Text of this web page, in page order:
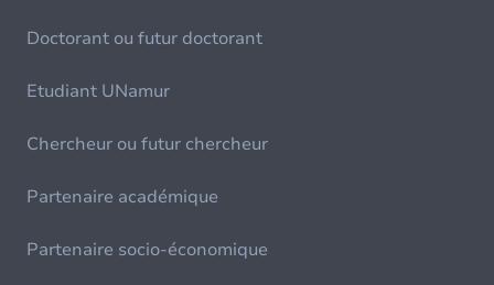
Doctorant ou futur doctorant
Etudiant UNamur
Chercheur ou futur chercheur
Partenaire académique
Partenaire socio-économique